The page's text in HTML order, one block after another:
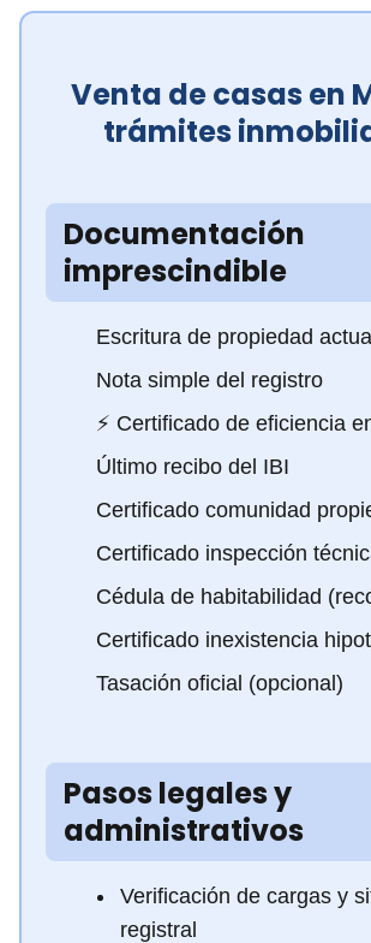
Venta de casas en
trámites
Documentación
imprescindible
Escritura de propiedad
Nota simple del registro
⚡ Certificado de eficiencia
Último recibo del IBI
Certificado comunidad
Certificado inspección
Cédula de habitabilidad
Certificado inexistencia
Tasación oficial (opcional)
Pasos legales y
administrativos
Verificación de cargas y
registral